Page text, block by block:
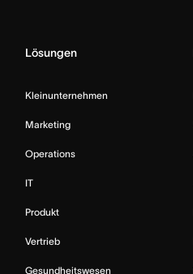
Lösungen
Kleinunternehmen
Marketing
Operations
IT
Produkt
Vertrieb
Gesundheitswesen